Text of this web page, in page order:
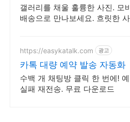
갤러리를 채울 훌륭한 사진. 모
배송으로 만나보세요. 흐릿한
https://easykatalk.com 광고
카톡 대량 예약 발송 자동화
수백 개 채팅방 클릭 한 번에!
실패 재전송. 무료 다운로드